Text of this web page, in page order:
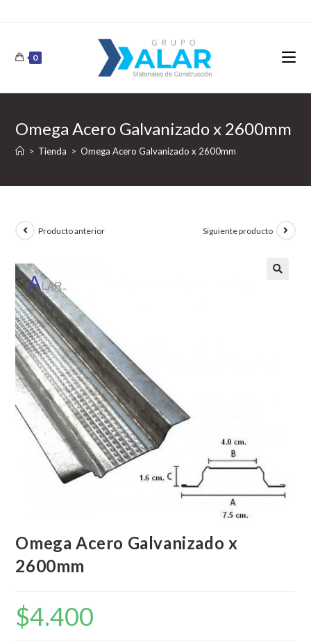
0
Omega Acero Galvanizado x 2600mm
> Tienda > Omega Acero Galvanizado x 2600mm
Producto anterior Siguiente producto
Omega Acero Galvanizado x
2600mm
$4.400